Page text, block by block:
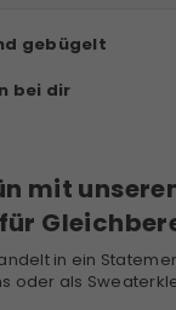
gebügelt
bei dir
mit
in ein
oder als